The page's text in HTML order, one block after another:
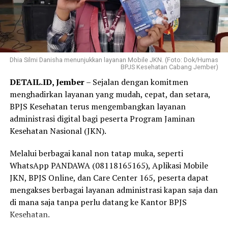
seseorang akan jatuh sakit sehingga kepesertaan yang
aktif memberikan rasa tenang ketika harus mengakses
layanan kesehatan.
“Menurut saya, jangan menunggu sampai sakit baru
mengurus kepesertaan JKN. Selagi ada kemudahan
ini untuk melunasi tunggakan secara bertahap. Dengan
kepesertaan JKN yang tetap aktif, kita dan keluarga bisa
merasa lebih tenang karena perlindungan kesehatan
sudah siap digunakan kapan pun dibutuhkan,” tuturnya.
Pengalaman tersebut semakin menguatkan
keyakinannya bahwa Program JKN berperan penting
dalam memastikan masyarakat memperoleh akses
pelayanan kesehatan tanpa terkendala biaya.
pasien yang dapat memperoleh pemeriksaan,
pengobatan, hingga rujukan sesuai kebutuhan karena
menjadi peserta JKN. Pengalaman itu membuat saya
semakin yakin bahwa Program JKN memiliki manfaat
yang sangat besar, terutama dalam memastikan
masyarakat tetap dapat mengakses layanan kesehatan
tanpa terkendala biaya,” ujar Linda.
Selain sebagai tenaga kesehatan, Linda juga merasakan
langsung manfaat Program JKN dalam kehidupan
keluarganya.
Dhia Silmi Danisha menunjukkan layanan Mobile JKN. (Foto: Dok/Humas
BPJS Kesehatan Cabang Jember)
DETAIL.ID, Jember– Sejalan dengan komitmen
menghadirkan layanan yang mudah, cepat, dan setara,
BPJS Kesehatan terus mengembangkan layanan
administrasi digital bagi peserta Program Jaminan
Kesehatan Nasional (JKN).
Melalui berbagai kanal non tatap muka, seperti
WhatsApp PANDAWA (08118165165), Aplikasi Mobile
JKN, BPJS Online, dan Care Center 165, peserta dapat
mengakses berbagai layanan administrasi kapan saja dan
di mana saja tanpa perlu datang ke Kantor BPJS
Kesehatan.